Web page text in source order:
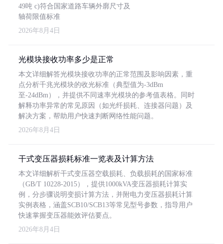
49吨 c)符合国家道路车辆外廓尺寸及
轴荷限值标准
2026年8月4日
光模块接收功率多少是正常
本文详细解答光模块接收功率的正常范围及影响因素，重
点分析千兆光模块的收光标准（典型值为-3dBm
至-24dBm），并提供不同速率光模块的参考值表格。同时
解释功率异常的常见原因（如光纤损耗、连接器问题）及
解决方案，帮助用户快速判断网络性能问题。
2026年8月4日
干式变压器损耗标准一览表及计算方法
本文详细解析干式变压器空载损耗、负载损耗的国家标准
（GB/T 10228-2015），提供1000kVA变压器损耗计算实
例，分步骤说明变损计算方法，并附电力变压器损耗计算
实例表格，涵盖SCB10/SCB13等常见型号参数，指导用户
快速掌握变压器能效评估要点。
2026年8月4日